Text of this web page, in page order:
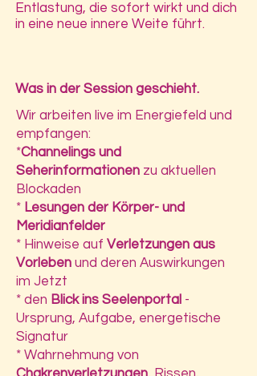
Entlastung, die sofort wirkt und dich
in eine neue innere Weite führt.
Was in der Session geschieht.
Wir arbeiten live im Energiefeld und
empfangen:
*Channelings und
Seherinformationen zu aktuellen
Blockaden
* Lesungen der Körper- und
Meridianfelder
* Hinweise auf Verletzungen aus
Vorleben und deren Auswirkungen
im Jetzt
* den Blick ins Seelenportal -
Ursprung, Aufgabe, energetische
Signatur
* Wahrnehmung von